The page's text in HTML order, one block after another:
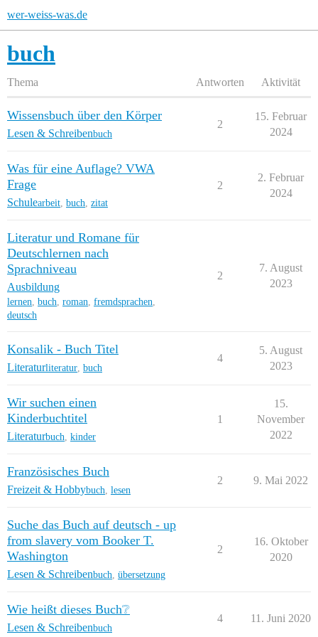
wer-weiss-was.de
buch
Thema Antworten Aktivität
Wissensbuch über den Körper
Lesen & Schreibenbuch
2
15. Februar
2024
Was für eine Auflage? VWA
Frage
Schulearbeit buch zitat
2
2. Februar
2024
Literatur und Romane für
Deutschlernen nach
Sprachniveau
Ausbildung
lernen, buch, roman, fremdsprachen,
deutsch
2
7. August
2023
Konsalik - Buch Titel
Literaturliteratur buch
4
5. August
2023
Wir suchen einen
Kinderbuchtitel
Literaturbuch kinder
1
15.
November
2022
Französisches Buch
Freizeit & Hobbybuch lesen
2 9. Mai 2022
Suche das Buch auf deutsch - up
from slavery vom Booker T.
Washington
Lesen & Schreibenbuch übersetzung
2
16. Oktober
2020
Wie heißt dieses Buch❔
Lesen & Schreibenbuch
4 11. Juni 2020